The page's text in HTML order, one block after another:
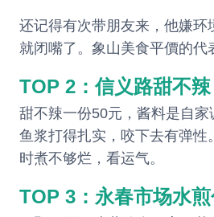
还记得有次带朋友来，他嫌环
就闭嘴了。象山美食平價的代
TOP 2：信义路甜不辣
甜不辣一份50元，酱料是自家
鱼浆打得扎实，咬下去有弹性
时煮不够烂，看运气。
TOP 3：永春市场水